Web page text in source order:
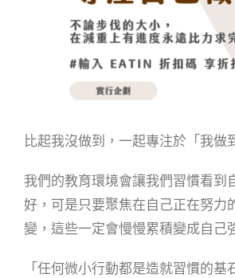
比起我沒做到，一起專注於「我做
我們的教育環境會讓我們習慣看到
好，可是只要聚焦在自己正在努力
變，這些一定會慢慢累積變成自己
「任何微小行動都是造就習慣的基